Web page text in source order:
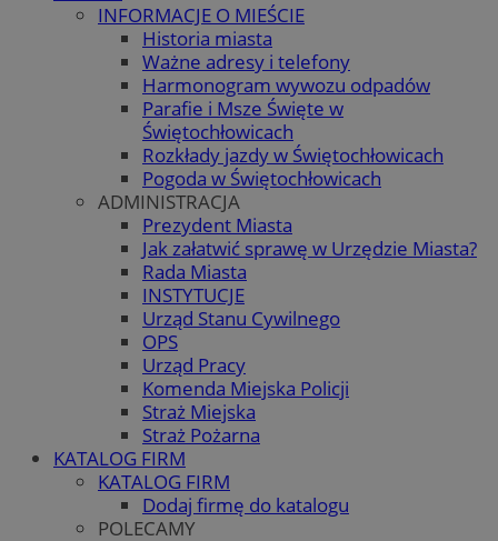
INFORMACJE O MIEŚCIE
Historia miasta
Ważne adresy i telefony
Harmonogram wywozu odpadów
Parafie i Msze Święte w
Świętochłowicach
Rozkłady jazdy w Świętochłowicach
Pogoda w Świętochłowicach
ADMINISTRACJA
Prezydent Miasta
Jak załatwić sprawę w Urzędzie Miasta?
Rada Miasta
INSTYTUCJE
Urząd Stanu Cywilnego
OPS
Urząd Pracy
Komenda Miejska Policji
Straż Miejska
Straż Pożarna
KATALOG FIRM
KATALOG FIRM
Dodaj firmę do katalogu
POLECAMY